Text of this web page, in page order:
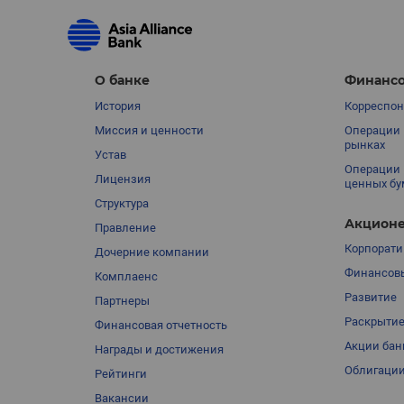
О банке
История
Миссия и ценности
Устав
Лицензия
Структура
Правление
Дочерние компании
Комплаенс
Партнеры
Финансовая отчетность
Награды и достижения
Рейтинги
Вакансии
Операции
рынках
Операции
ценных
Развитие
Акции